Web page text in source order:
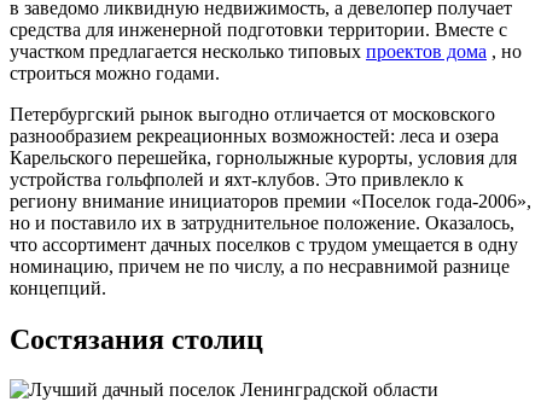
в заведомо ликвидную недвижимость, а девелопер получает
средства для инженерной подготовки территории. Вместе с
участком предлагается несколько типовых проектов дома , но
строиться можно годами.
Петербургский рынок выгодно отличается от московского
разнообразием рекреационных возможностей: леса и озера
Карельского перешейка, горнолыжные курорты, условия для
устройства гольф­полей и яхт-клубов. Это привлекло к
региону внимание инициаторов премии «Поселок года-2006»,
но и поставило их в затруднительное положение. Оказалось,
что ассортимент дачных поселков с трудом умещается в одну
номинацию, причем не по числу, а по несравнимой разнице
концепций.
Cостязания столиц